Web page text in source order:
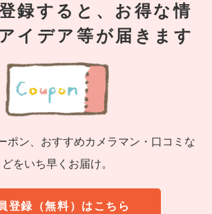
録すると、お得な情
イデア等が届きます
ポン、おすすめカメラマン・口コミな
どをいち早くお届け。
登録（無料）はこちら